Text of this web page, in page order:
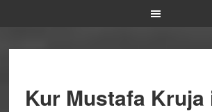
Kur Mustafa Kruja